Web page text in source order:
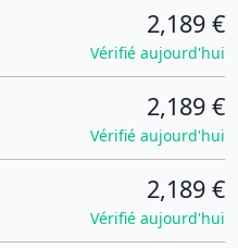
2,189 €
Vérifié aujourd'hui
2,189 €
Vérifié aujourd'hui
2,189 €
Vérifié aujourd'hui